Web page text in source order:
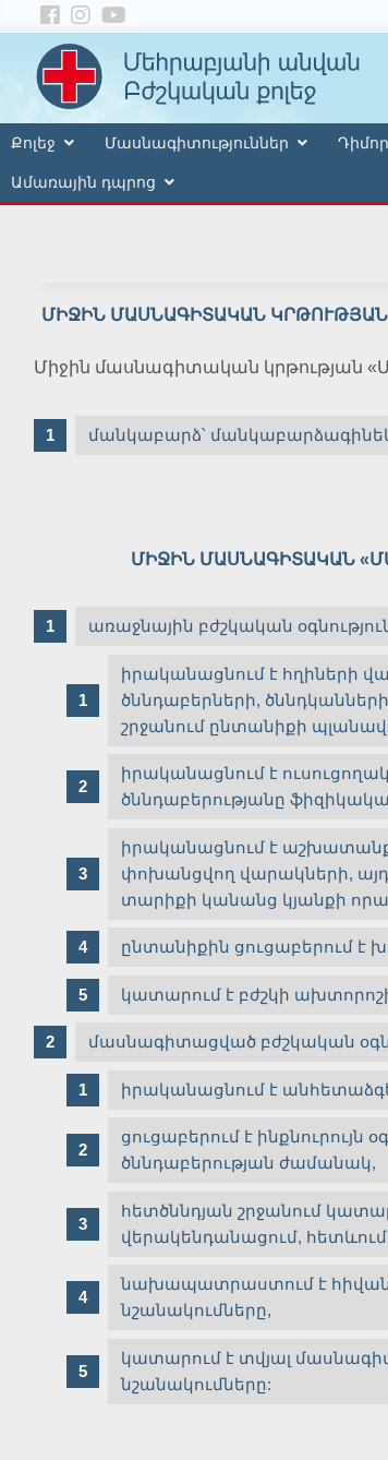
Քոլեջ Մասնագիտություններ
Ամառային դպրոց
ՄԻՋԻՆ ՄԱՍՆԱԳԻՏԱԿԱՆ
Միջին մասնագիտական կրթության
մանկաբարձ՝
ՄԻՋԻՆ ՄԱՍՆԱԳԻՏԱԿԱՆ
առաջնային բժշկական
իրականացնում է հղիների
ծննդաբերների,
շրջանում ընտանիքի
իրականացնում է
ծննդաբերությանը
իրականացնում է
փոխանցվող վարակների,
տարիքի կանանց կյանքի
ընտանիքին ցուցաբերում է
կատարում է բժշկի
մասնագիտացված բժշկական
իրականացնում է
ցուցաբերում է
ծննդաբերության ժամանակ,
հետծննդյան շրջանում
վերակենդանացում,
նախապատրաստում է
նշանակումները,
կատարում է տվյալ
նշանակումները: